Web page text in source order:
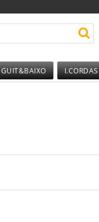
GUIT&BAIXO I.CORDAS